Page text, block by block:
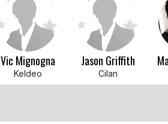
Vic Mignogna
Keldeo
Jason Griffith
Cilan